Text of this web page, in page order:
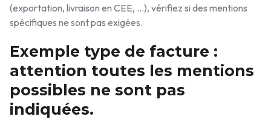
(exportation, livraison en CEE, …), vérifiez si des mentions
spécifiques ne sont pas exigées.
Exemple type de facture :
attention toutes les mentions
possibles ne sont pas
indiquées.